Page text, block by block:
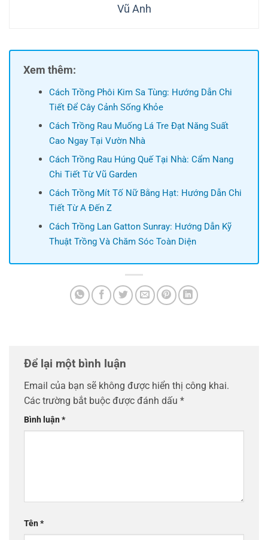
Vũ Anh
Xem thêm:
Cách Trồng Phôi Kim Sa Tùng: Hướng Dẫn Chi
Tiết Để Cây Cảnh Sống Khỏe
Cách Trồng Rau Muống Lá Tre Đạt Năng Suất
Cao Ngay Tại Vườn Nhà
Cách Trồng Rau Húng Quế Tại Nhà: Cẩm Nang
Chi Tiết Từ Vũ Garden
Cách Trồng Mít Tố Nữ Bằng Hạt: Hướng Dẫn Chi
Tiết Từ A Đến Z
Cách Trồng Lan Gatton Sunray: Hướng Dẫn Kỹ
Thuật Trồng Và Chăm Sóc Toàn Diện
Để lại một bình luận
Email của bạn sẽ không được hiển thị công khai.
Các trường bắt buộc được đánh dấu *
Bình luận*
Tên*